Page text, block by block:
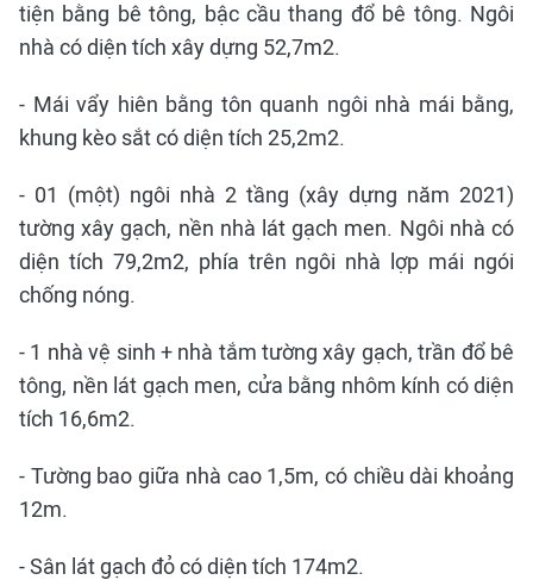
tiện bằng bê tông, bậc cầu thang đổ bê tông. Ngôi
nhà có diện tích xây dựng 52,7m2.
- Mái vẩy hiên bằng tôn quanh ngôi nhà mái bằng,
khung kèo sắt có diện tích 25,2m2.
- 01 (một) ngôi nhà 2 tầng (xây dựng năm 2021)
tường xây gạch, nền nhà lát gạch men. Ngôi nhà có
diện tích 79,2m2, phía trên ngôi nhà lợp mái ngói
chống nóng.
- 1 nhà vệ sinh + nhà tắm tường xây gạch, trần đổ bê
tông, nền lát gạch men, cửa bằng nhôm kính có diện
tích 16,6m2.
- Tường bao giữa nhà cao 1,5m, có chiều dài khoảng
12m.
- Sân lát gạch đỏ có diện tích 174m2.